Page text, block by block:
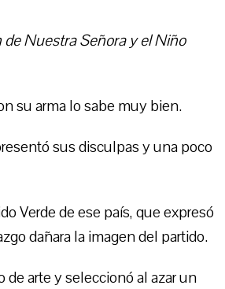
de Nuestra Señora y el Niño
su arma lo sabe muy bien.
sus disculpas y una poco
Verde de ese país, que expresó
dañara la imagen del partido.
de arte y seleccionó al azar un